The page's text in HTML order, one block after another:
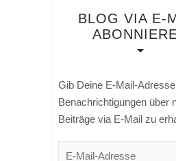
BLOG VIA E-
Gib Deine E-Mail-
Benachrichtigungen über
Beiträge via E-Mail zu